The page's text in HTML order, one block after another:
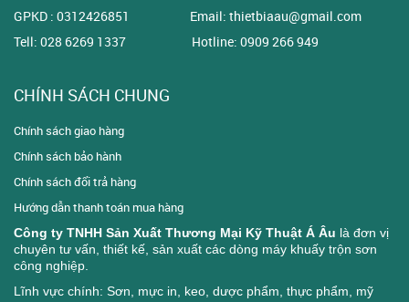
GPKD : 0312426851 Email: thietbiaau@gmail.com
Tell: 028 6269 1337 Hotline: 0909 266 949
CHÍNH SÁCH CHUNG
Chính sách giao hàng
Chính sách bảo hành
Chính sách đổi trả hàng
Hướng dẫn thanh toán mua hàng
Công ty TNHH Sản Xuất Thương Mại Kỹ Thuật Á Âu là đơn vị
chuyên tư vấn, thiết kế, sản xuất các dòng máy khuấy trộn sơn
công nghiệp.
Lĩnh vực chính: Sơn, mực in, keo, dược phẩm, thực phẩm, mỹ